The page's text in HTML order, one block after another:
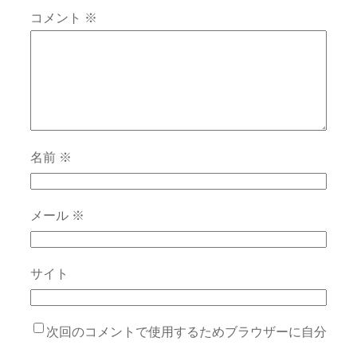
コメント ※
名前 ※
メール ※
サイト
次回のコメントで使用するためブラウザーに自分